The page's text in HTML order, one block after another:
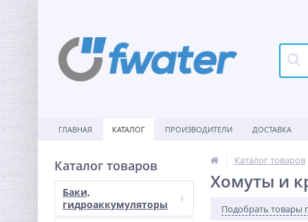
ГЛАВНАЯ КАТАЛОГ ПРОИЗВОДИТЕЛИ ДОСТАВКА
Каталог товаров
Баки,
гидроаккумуляторы
Каталог товаров
Хомуты и
Подобрать товары